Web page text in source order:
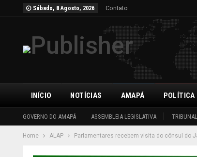
Sábado, 8 Agosto, 2026 Contato
INÍCIO
GOVERNO DO AMAPÁ ASSEMBLEIA LEGISLATIVA
NOTÍCIAS AMAPÁ POLÍTICA
Home ALAP Parlamentares recebem visita do cônsul do